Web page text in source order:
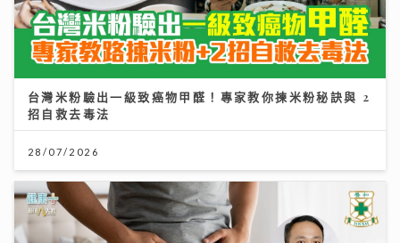
台灣米粉驗出一級致癌物甲醛！專家教你揀米粉秘訣與 2
招自救去毒法
28/07/2026